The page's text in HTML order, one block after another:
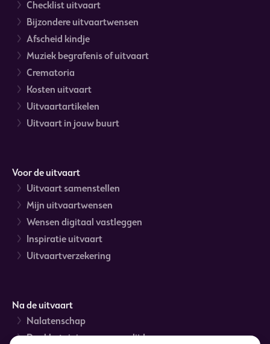
Checklist uitvaart
Bijzondere uitvaartwensen
Afscheid kindje
Muziek begrafenis of uitvaart
Crematoria
Kosten uitvaart
Uitvaartartikelen
Uitvaart in jouw buurt
Voor de uitvaart
Uitvaart samenstellen
Mijn uitvaartwensen
Wensen digitaal vastleggen
Inspiratie uitvaart
Uitvaartverzekering
Na de uitvaart
Nalatenschap
Dankbetuigingen na overlijden